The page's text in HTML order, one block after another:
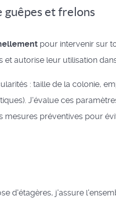
guêpes et frelons
pour intervenir sur
autorise leur utilisation
: taille de la colonie,
J'évalue ces
mesures préventives pour
d'étagères, j'assure